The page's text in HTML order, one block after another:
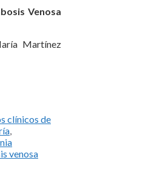
Venosa
Martínez
clínicos de
,
venosa